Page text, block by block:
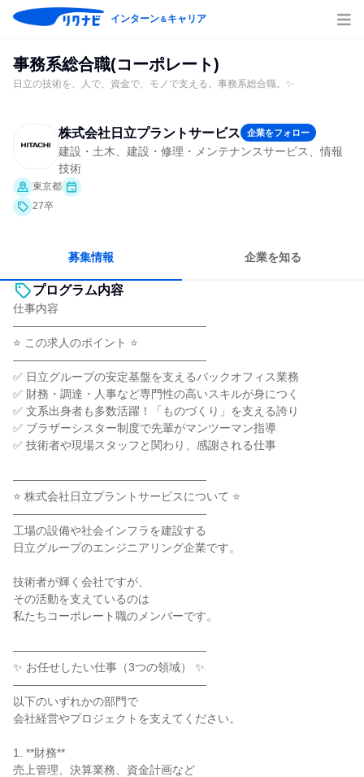
インターン＆キャリア
事務系総合職(コーポレート)
日立の技術を、人で、資金で、モノで支える。事務系総合職。✨
株式会社日立プラントサービス 企業をフォロー
建設・土木、建設・修理・メンテナンスサービス、情報
技術
東京都
27卒
募集情報 企業を知る
プログラム内容
仕事内容
―――――――――――――――――
⭐ この求人のポイント ⭐
―――――――――――――――――
✅ 日立グループの安定基盤を支えるバックオフィス業務
✅ 財務・調達・人事など専門性の高いスキルが身につく
✅ 文系出身者も多数活躍！「ものづくり」を支える誇り
✅ ブラザーシスター制度で先輩がマンツーマン指導
✅ 技術者や現場スタッフと関わり、感謝される仕事
―――――――――――――――――
⭐ 株式会社日立プラントサービスについて ⭐
―――――――――――――――――
工場の設備や社会インフラを建設する
日立グループのエンジニアリング企業です。
技術者が輝く会社ですが、
その活動を支えているのは
私たちコーポレート職のメンバーです。
―――――――――――――――――
✨ お任せしたい仕事（3つの領域） ✨
―――――――――――――――――
以下のいずれかの部門で
会社経営やプロジェクトを支えてください。
1. **財務**
売上管理、決算業務、資金計画など